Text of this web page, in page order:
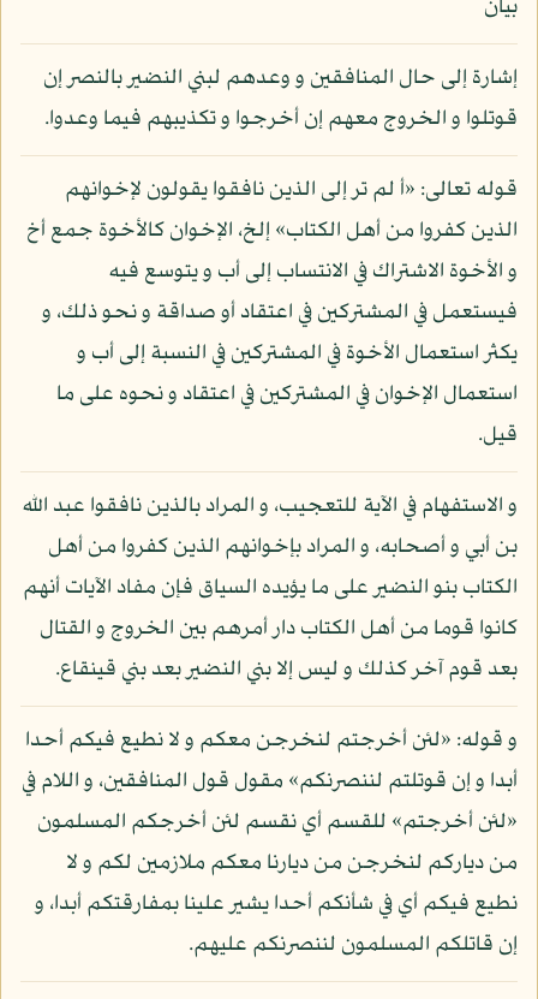
بيان
إشارة إلى حال المنافقين و وعدهم لبني النضير بالنصر إن
قوتلوا و الخروج معهم إن أخرجوا و تكذيبهم فيما وعدوا.
قوله تعالى: «أ لم تر إلى الذين نافقوا يقولون لإخوانهم
الذين كفروا من أهل الكتاب» إلخ، الإخوان كالأخوة جمع أخ
و الأخوة الاشتراك في الانتساب إلى أب و يتوسع فيه
فيستعمل في المشتركين في اعتقاد أو صداقة و نحو ذلك، و
يكثر استعمال الأخوة في المشتركين في النسبة إلى أب و
استعمال الإخوان في المشتركين في اعتقاد و نحوه على ما
قيل.
و الاستفهام في الآية للتعجيب، و المراد بالذين نافقوا عبد الله
بن أبي و أصحابه، و المراد بإخوانهم الذين كفروا من أهل
الكتاب بنو النضير على ما يؤيده السياق فإن مفاد الآيات أنهم
كانوا قوما من أهل الكتاب دار أمرهم بين الخروج و القتال
بعد قوم آخر كذلك و ليس إلا بني النضير بعد بني قينقاع.
و قوله: «لئن أخرجتم لنخرجن معكم و لا نطيع فيكم أحدا
أبدا و إن قوتلتم لننصرنكم» مقول قول المنافقين، و اللام في
«لئن أخرجتم» للقسم أي نقسم لئن أخرجكم المسلمون
من دياركم لنخرجن من ديارنا معكم ملازمين لكم و لا
نطيع فيكم أي في شأنكم أحدا يشير علينا بمفارقتكم أبدا، و
إن قاتلكم المسلمون لننصرنكم عليهم.